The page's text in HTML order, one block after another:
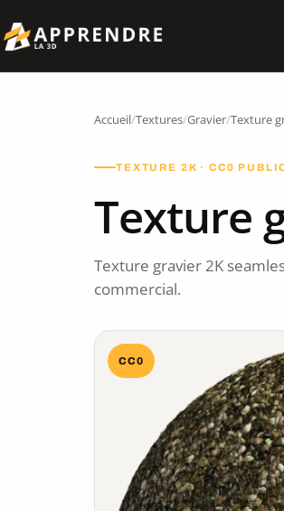
Accueil/Textures/Gravier/Texture
TEXTURE 2K · CC0
Texture
Texture gravier 2K
commercial.
CC0